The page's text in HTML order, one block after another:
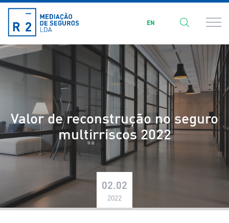
EN
Valor de reconstrução no seguro
multirriscos 2022
02.02
2022